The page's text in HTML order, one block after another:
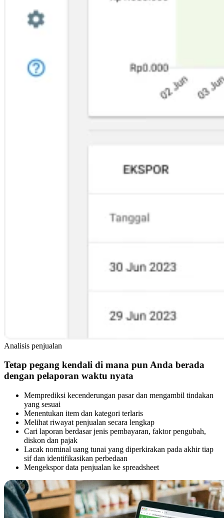
Analisis penjualan
Tetap pegang kendali di mana pun Anda berada
dengan pelaporan waktu nyata
Memprediksi kecenderungan pasar dan mengambil tindakan
yang sesuai
Menentukan item dan kategori terlaris
Melihat riwayat penjualan secara lengkap
Cari laporan berdasar jenis pembayaran, faktor pengubah,
diskon dan pajak
Lacak nominal uang tunai yang diperkirakan pada akhir tiap
sif dan identifikasikan perbedaan
Mengekspor data penjualan ke spreadsheet